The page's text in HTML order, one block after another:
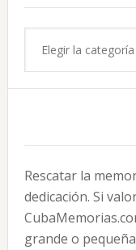
Rescatar la
dedicación. Si
grande o